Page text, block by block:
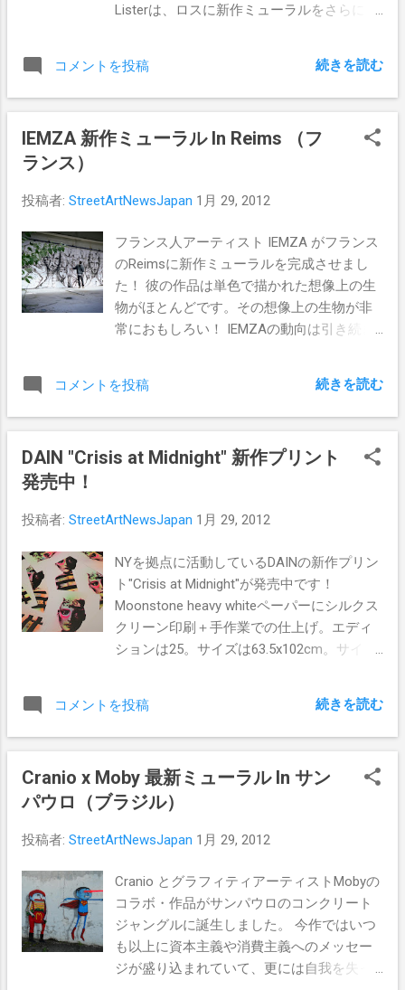
Listerは、ロスに新作ミューラルをさらに誕
くれたListerのロスでの新作ミューラルの写
真がこちら。 Anthony Listerのロスでの新作
つもりなのでご期待ください！
コメントを投稿 続きを読む
IEMZA 新作ミューラル In Reims （フ
ランス）
投稿者: StreetArtNewsJapan 1月 29, 2012
フランス人アーティスト IEMZA がフランス
のReimsに新作ミューラルを完成させまし
た！ 彼の作品は単色で描かれた想像上の生
物がほとんどです。その想像上の生物が非
常におもしろい！ IEMZAの動向は引き続き
コメントを投稿 続きを読む
DAIN "Crisis at Midnight" 新作プリント
発売中！
投稿者: StreetArtNewsJapan 1月 29, 2012
NYを拠点に活動しているDAINの新作プリン
ト"Crisis at Midnight"が発売中です！
Moonstone heavy whiteペーパーにシルクス
クリーン印刷＋手作業での仕上げ。エディ
ションは25。サイズは63.5x102cm。サイン
コメントを投稿 続きを読む
Cranio x Moby 最新ミューラル In サン
パウロ（ブラジル）
投稿者: StreetArtNewsJapan 1月 29, 2012
Cranio とグラフィティアーティストMobyの
コラボ・作品がサンパウロのコンクリート
ジャングルに誕生しました。 今作ではいつ
も以上に資本主義や消費主義へのメッセー
ジが盛り込まれていて、更には自我を失っ